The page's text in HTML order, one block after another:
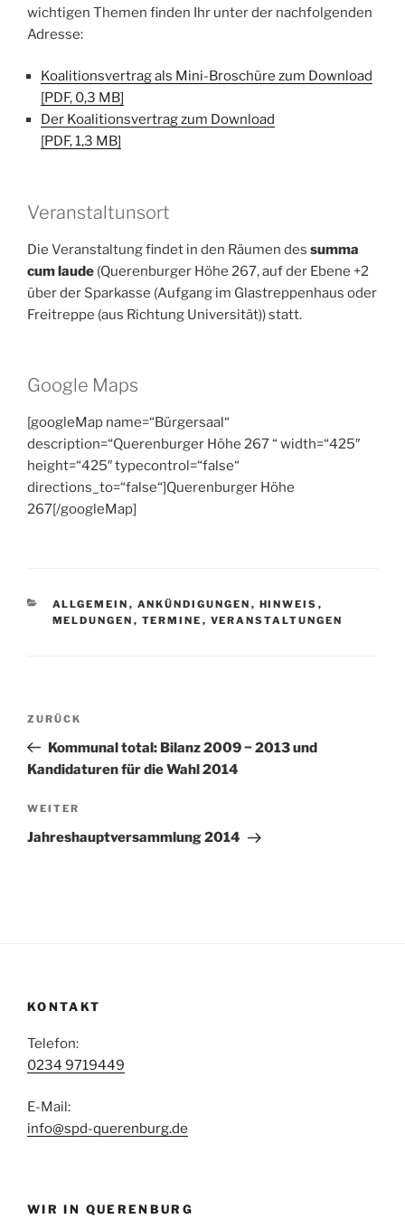
wichtigen Themen finden Ihr unter der nachfolgenden
Adresse:
Koalitionsvertrag als Mini-Broschüre zum Download
[PDF, 0,3 MB]
Der Koalitionsvertrag zum Download
[PDF, 1,3 MB]
Veranstaltunsort
Die Veranstaltung findet in den Räumen des summa
cum laude (Querenburger Höhe 267, auf der Ebene +2
über der Sparkasse (Aufgang im Glastreppenhaus oder
Freitreppe (aus Richtung Universität)) statt.
Google Maps
[googleMap name=“Bürgersaal“
description=“Querenburger Höhe 267 “ width=“425″
height=“425″ typecontrol=“false“
directions_to=“false“]Querenburger Höhe
267[/googleMap]
KATEGORIEN
ALLGEMEIN , ANKÜNDIGUNGEN , HINWEIS ,
MELDUNGEN , TERMINE , VERANSTALTUNGEN
Beitragsnavigation
Vorheriger
Beitrag
ZURÜCK
Kommunal total: Bilanz 2009 − 2013 und
Kandidaturen für die Wahl 2014
Nächster
Beitrag
WEITER
Jahreshauptversammlung 2014
KONTAKT
Telefon:
0234 9719449
E-Mail:
info@spd-querenburg.de
WIR IN QUERENBURG